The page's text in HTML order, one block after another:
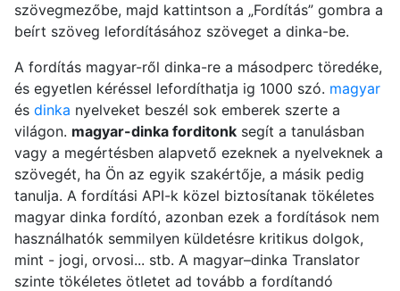
szövegmezőbe, majd kattintson a „Fordítás” gombra a
beírt szöveg lefordításához szöveget a dinka-be.
A fordítás magyar-ről dinka-re a másodperc töredéke,
és egyetlen kéréssel lefordíthatja ig 1000 szó. magyar
és dinka nyelveket beszél sok emberek szerte a
világon. magyar-dinka forditonksegít a tanulásban
vagy a megértésben alapvető ezeknek a nyelveknek a
szövegét, ha Ön az egyik szakértője, a másik pedig
tanulja. A fordítási API-k közel biztosítanak tökéletes
magyar dinka fordító, azonban ezek a fordítások nem
használhatók semmilyen küldetésre kritikus dolgok,
mint - jogi, orvosi... stb. A magyar–dinka Translator
szinte tökéletes ötletet ad tovább a fordítandó